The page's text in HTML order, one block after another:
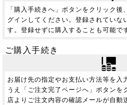
「購入手続きへ」ボタンをクリック
グインしてください。登録されていな
す。登録せずに購入することも可能で
ご購入手続き
お届け先の指定やお支払い方法等を入
うえ「ご注文完了ページへ」ボタンを
店よりご注文内容の確認メールが自動